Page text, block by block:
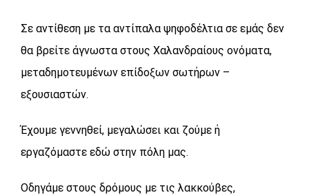
Σε αντίθεση με τα αντίπαλα ψηφοδέλτια σε εμάς δεν
θα βρείτε άγνωστα στους Χαλανδραίους ονόματα,
μεταδημοτευμένων επίδοξων σωτήρων –
εξουσιαστών.
Έχουμε γεννηθεί, μεγαλώσει και ζούμε ή
εργαζόμαστε εδώ στην πόλη μας.
Οδηγάμε στους δρόμους με τις λακκούβες,